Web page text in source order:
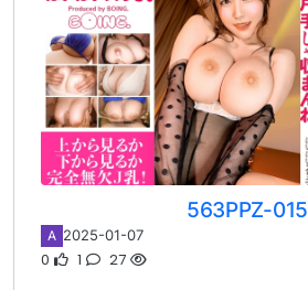
563PPZ-015
A 2025-01-07
0 1 27